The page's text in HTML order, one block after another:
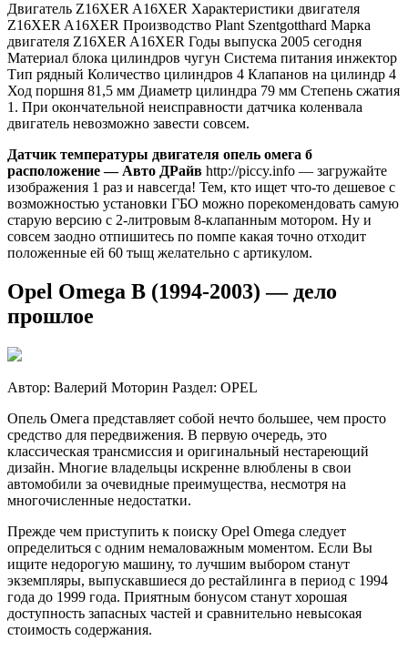
Двигатель Z16XER A16XER Характеристики двигателя
Z16XER A16XER Производство Plant Szentgotthard Марка
двигателя Z16XER A16XER Годы выпуска 2005 сегодня
Материал блока цилиндров чугун Система питания инжектор
Тип рядный Количество цилиндров 4 Клапанов на цилиндр 4
Ход поршня 81,5 мм Диаметр цилиндра 79 мм Степень сжатия
1. При окончательной неисправности датчика коленвала
двигатель невозможно завести совсем.
Датчик температуры двигателя опель омега б
расположение — Авто ДРайв http://piccy.info — загружайте
изображения 1 раз и навсегда! Тем, кто ищет что-то дешевое с
возможностью установки ГБО можно порекомендовать самую
старую версию с 2-литровым 8-клапанным мотором. Ну и
совсем заодно отпишитесь по помпе какая точно отходит
положенные ей 60 тыщ желательно с артикулом.
Opel Omega B (1994-2003) — дело
прошлое
Автор: Валерий Моторин Раздел: OPEL
Опель Омега представляет собой нечто большее, чем просто
средство для передвижения. В первую очередь, это
классическая трансмиссия и оригинальный нестареющий
дизайн. Многие владельцы искренне влюблены в свои
автомобили за очевидные преимущества, несмотря на
многочисленные недостатки.
Прежде чем приступить к поиску Opel Omega следует
определиться с одним немаловажным моментом. Если Вы
ищите недорогую машину, то лучшим выбором станут
экземпляры, выпускавшиеся до рестайлинга в период с 1994
года до 1999 года. Приятным бонусом станут хорошая
доступность запасных частей и сравнительно невысокая
стоимость содержания.